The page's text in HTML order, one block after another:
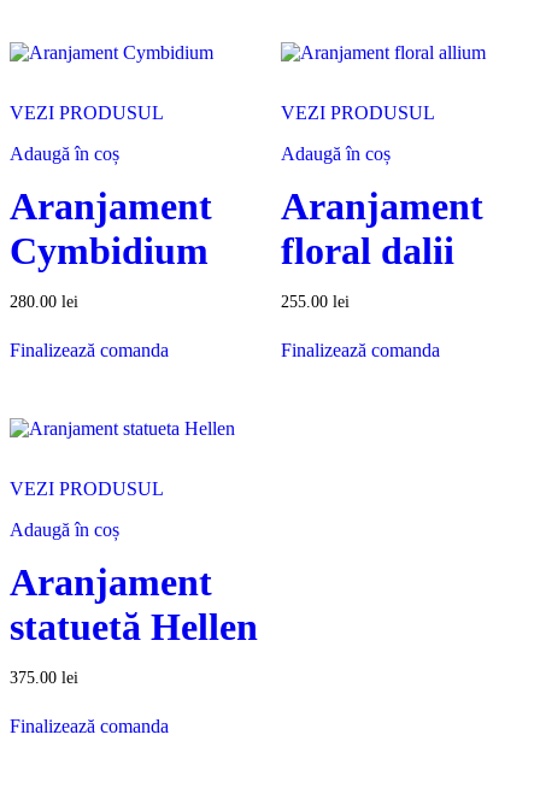
VEZI PRODUSUL
Adaugă în coș
Aranjament
Cymbidium
280.00 lei
Finalizează comanda
VEZI PRODUSUL
Adaugă în coș
Aranjament
floral dalii
255.00 lei
Finalizează comanda
VEZI PRODUSUL
Adaugă în coș
Aranjament
statuetă Hellen
375.00 lei
Finalizează comanda